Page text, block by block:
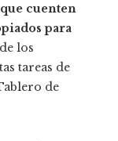
cuenten
para
los
tareas de
de